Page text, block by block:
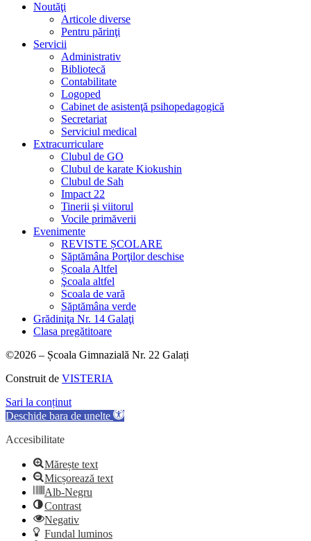
Noutăţi
Articole diverse
Pentru părinţi
Servicii
Administrativ
Bibliotecă
Contabilitate
Logoped
Cabinet de asistenţă psihopedagogică
Secretariat
Serviciul medical
Extracurriculare
Clubul de GO
Clubul de karate Kiokushin
Clubul de Sah
Impact 22
Tinerii şi viitorul
Vocile primăverii
Evenimente
REVISTE ȘCOLARE
Săptămâna Porţilor deschise
Școala Altfel
Şcoala altfel
Scoala de vară
Săptămâna verde
Grădiniţa Nr. 14 Galaţi
Clasa pregătitoare
©2026 – Școala Gimnazială Nr. 22 Galați
Construit de VISTERIA
Sari la conținut
Deschide bara de unelte
Accesibilitate
Mărește text
Micșorează text
Alb-Negru
Contrast
Negativ
Fundal luminos